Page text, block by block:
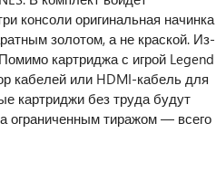
консоли оригинальная начинка
золотом, а не краской. Из-
картриджа с игрой Legend
кабелей или HDMI-кабель для
картриджи без труда будут
ограниченным тиражом — всего